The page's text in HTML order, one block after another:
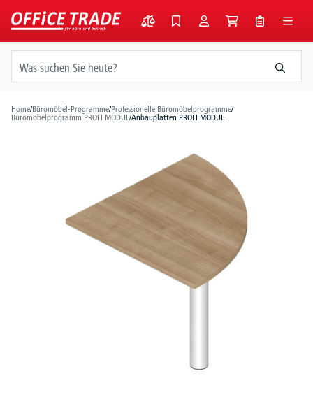
springen
Home/Büromöbel-Programme/Professionelle Büromöbelprogramme/
Büromöbelprogramm PROFI MODUL/Anbauplatten PROFI MODUL